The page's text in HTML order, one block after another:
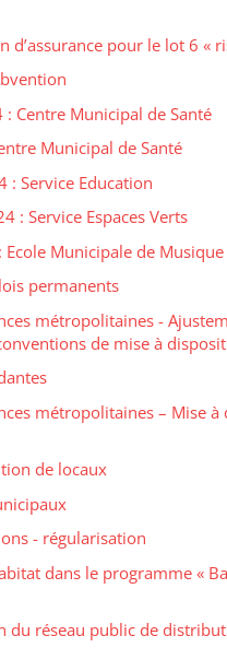
pour le lot 6 «
Centre Municipal de Santé
Municipal de Santé
Service Education
: Service Espaces Verts
Municipale de Musique
permanents
métropolitaines -
de mise à
métropolitaines – Mise
de locaux
- régularisation
dans le programme «
réseau public de